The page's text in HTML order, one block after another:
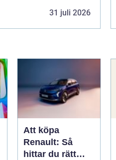
31 juli 2026
Att köpa
Renault: Så
hittar du rätt